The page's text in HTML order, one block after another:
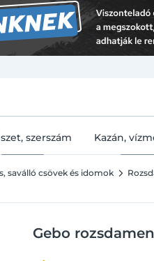
szerszám Kazán,
saválló csövek és idomok
Gebo